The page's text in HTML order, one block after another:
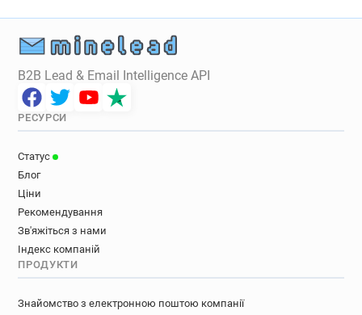
B2B Lead & Email Intelligence API
РЕСУРСИ
Статус
Блог
Ціни
Рекомендування
Зв'яжіться з нами
Індекс компаній
ПРОДУКТИ
Знайомство з електронною поштою компанії